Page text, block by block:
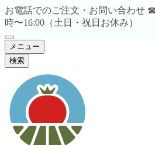
お電話でのご注文・お問い合わせ
時〜16:00（土日・祝日お休み）
メニュー
検索